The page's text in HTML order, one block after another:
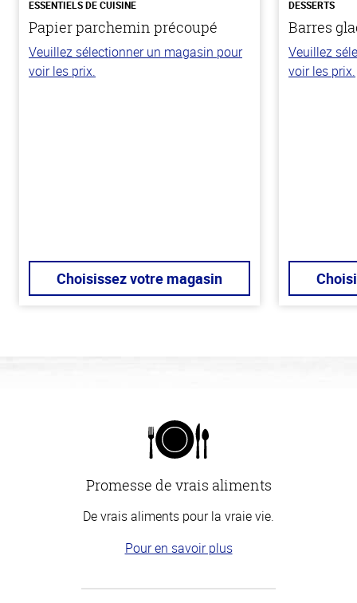
ESSENTIELS DE CUISINE
Papier parchemin précoupé
Veuillez sélectionner un magasin pour
voir les prix.
Choisissez votre magasin
DESSERTS
Barres
Veuillez
voir les prix.
Promesse de vrais aliments
De vrais aliments pour la vraie vie.
Pour en savoir plus